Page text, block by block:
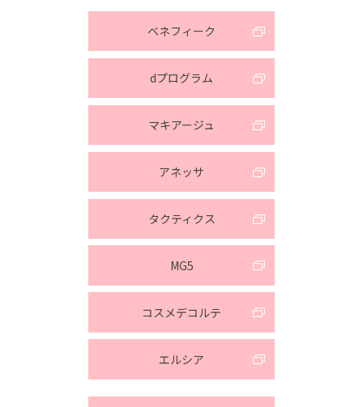
ベネフィーク
dプログラム
マキアージュ
アネッサ
タクティクス
MG5
コスメデコルテ
エルシア